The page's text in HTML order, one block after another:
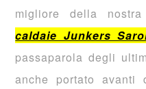
migliore della
caldaie Junkers
passaparola degli
anche portato avanti